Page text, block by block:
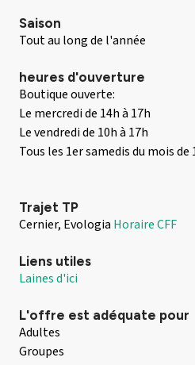
Saison
Tout au long de l'année
heures d'ouverture
Boutique ouverte:
Le mercredi de 14h à 17h
Le vendredi de 10h à 17h
Tous les 1er samedis du mois de
Trajet TP
Cernier, Evologia Horaire CFF
Liens utiles
Laines d'ici
L'offre est adéquate pour
Adultes
Groupes